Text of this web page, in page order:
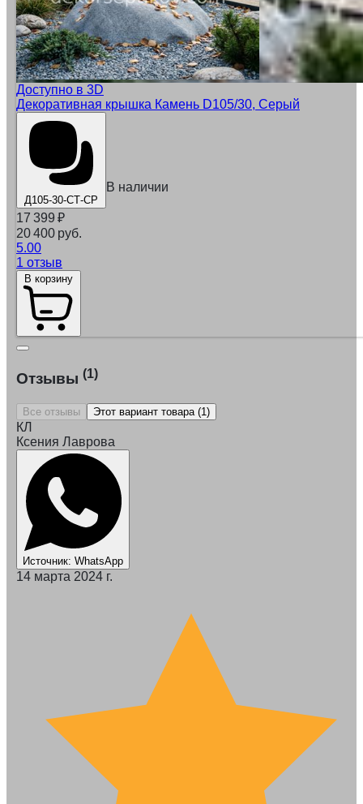
Доступно в 3D
Декоративная крышка Камень D105/30, Серый
Д105-30-СТ-СР
В наличии
17 399 ₽
20 400 руб.
5.00
1 отзыв
Отзывы (1)
Все отзывы Этот вариант товара (1)
КЛ
Ксения Лаврова
Источник: WhatsApp
14 марта 2024 г.